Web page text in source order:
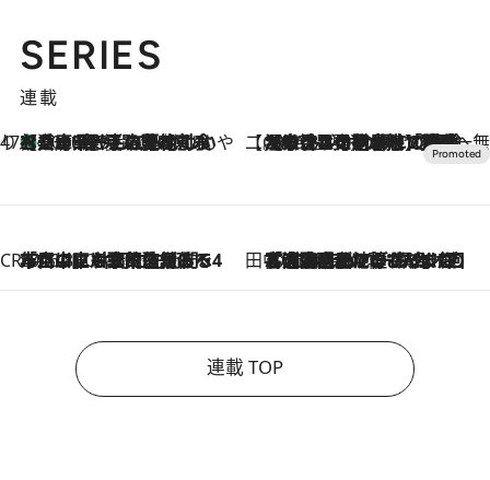
SERIES
連載
47都道府県の手みやげ ひんやりスイーツで夏を満喫
2026.8.8
【兵庫県】この夏絶対食べたい 冷やしておいしいおやつ3選 淡路島の恵みをジェラートに集約 【CREA×星野リゾート】唯一無二。癒しと発見が待つ場所へ
2026.8.7
【トンボの足水浴】ヒノキの香りに包まれて涼感マックス！約13℃の湧水かけ流しを避暑地「星野温泉 トンボの湯」で体験
CREA'S CHOICE
2026.8.7
「立川にも歌舞伎があるんだよ」 片岡仁左衛門・市川中車ら豪華座組みで4年目の立川立飛歌舞伎へ 田中稲の勝手に再ブーム
2026.8.7
「湘南乃風に憧れて」観客大盛上がりの“タオル回し”に、ラッパー顔負けの高速歌唱まで…さだまさし（74）のアグレッシブすぎる現在地
連載 TOP